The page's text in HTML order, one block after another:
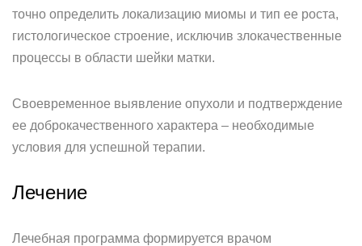
точно определить локализацию миомы и тип ее роста,
гистологическое строение, исключив злокачественные
процессы в области шейки матки.
Своевременное выявление опухоли и подтверждение
ее доброкачественного характера – необходимые
условия для успешной терапии.
Лечение
Лечебная программа формируется врачом